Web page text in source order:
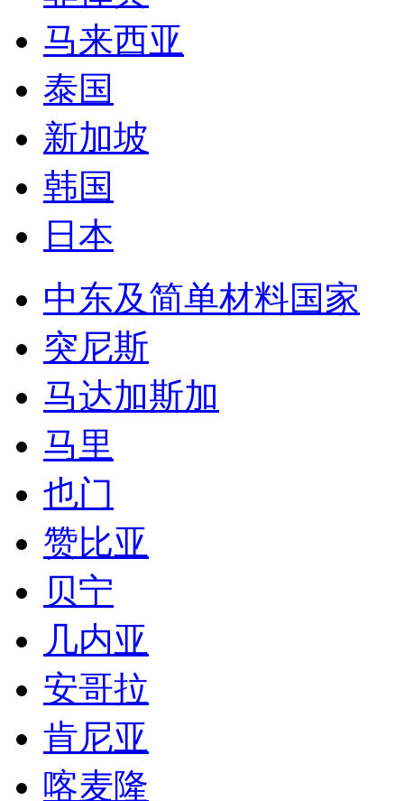
日本
中东及简单材料国家
突尼斯
马达加斯加
马里
也门
赞比亚
贝宁
几内亚
安哥拉
肯尼亚
喀麦隆
乌干达
刚果金
莫桑比克
卡塔尔